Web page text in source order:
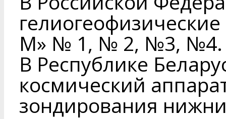
М» № 1, № 2, №3, №4.
В Республике
космический
зондирования